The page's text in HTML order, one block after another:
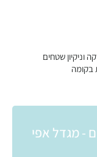
מיזוג צ'לרים, גישה 7/24, החזקה וניקיון שטחים
בקומה
- מגדל אפי